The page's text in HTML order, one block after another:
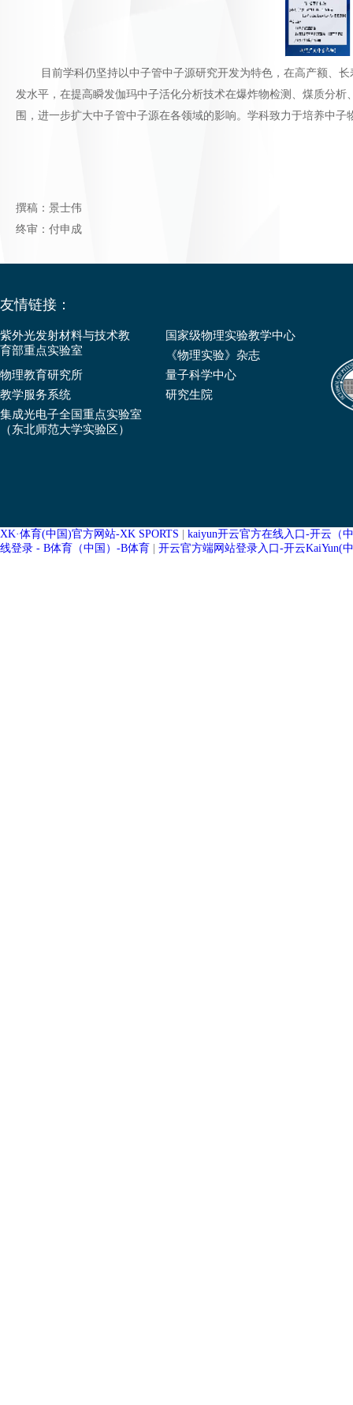
目前学科仍坚持以中子管中子源研究开发为特色，在高产额、长
发水平，在提高瞬发伽玛中子活化分析技术在爆炸物检测、煤质分
围，进一步扩大中子管中子源在各领域的影响。学科致力于培养中
撰稿：景士伟
终审：付申成
友情链接：
紫外光发射材料与技术教
育部重点实验室
国家级物理实验教学中心
《物理实验》杂志
物理教育研究所
量子科学中心
教学服务系统
研究生院
集成光电子全国重点实验室
（东北师范大学实验区）
XK·体育(中国)官方网站-XK SPORTS
kaiyun开云官方在线入口-开云（
线登录 - B体育（中国）-B体育
开云官方端网站登录入口-开云KaiYun(